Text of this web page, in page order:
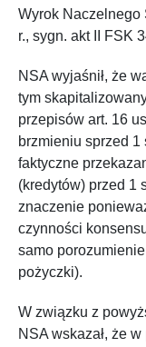
Wyrok Naczelnego
r., sygn. akt II FSK
NSA wyjaśnił, że
tym
przepisów art. 16
brzmieniu sprzed
faktyczne
(kredytów) przed 1
znaczenie
czynności
samo
pożyczki).
W związku z
NSA wskazał, że